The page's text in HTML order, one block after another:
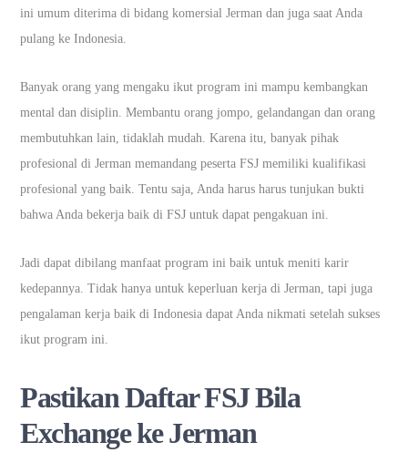
ini umum diterima di bidang komersial Jerman dan juga saat Anda
pulang ke Indonesia.
Banyak orang yang mengaku ikut program ini mampu kembangkan
mental dan disiplin. Membantu orang jompo, gelandangan dan orang
membutuhkan lain, tidaklah mudah. Karena itu, banyak pihak
profesional di Jerman memandang peserta FSJ memiliki kualifikasi
profesional yang baik. Tentu saja, Anda harus harus tunjukan bukti
bahwa Anda bekerja baik di FSJ untuk dapat pengakuan ini.
Jadi dapat dibilang manfaat program ini baik untuk meniti karir
kedepannya. Tidak hanya untuk keperluan kerja di Jerman, tapi juga
pengalaman kerja baik di Indonesia dapat Anda nikmati setelah sukses
ikut program ini.
Pastikan Daftar FSJ Bila
Exchange ke Jerman